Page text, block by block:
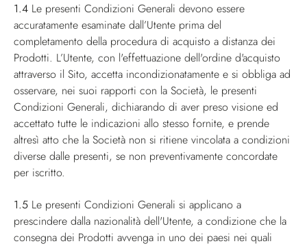
1.4 Le presenti Condizioni Generali devono essere
accuratamente esaminate dall’Utente prima del
completamento della procedura di acquisto a distanza dei
Prodotti. L’Utente, con l'effettuazione dell'ordine d'acquisto
attraverso il Sito, accetta incondizionatamente e si obbliga ad
osservare, nei suoi rapporti con la Società, le presenti
Condizioni Generali, dichiarando di aver preso visione ed
accettato tutte le indicazioni allo stesso fornite, e prende
altresì atto che la Società non si ritiene vincolata a condizioni
diverse dalle presenti, se non preventivamente concordate
per iscritto.
1.5 Le presenti Condizioni Generali si applicano a
prescindere dalla nazionalità dell'Utente, a condizione che la
consegna dei Prodotti avvenga in uno dei paesi nei quali